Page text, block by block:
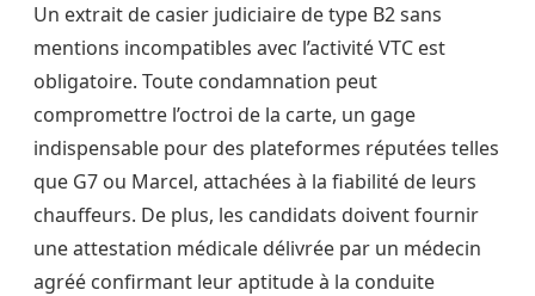
Un extrait de casier judiciaire de type B2 sans
mentions incompatibles avec l’activité VTC est
obligatoire. Toute condamnation peut
compromettre l’octroi de la carte, un gage
indispensable pour des plateformes réputées telles
que G7 ou Marcel, attachées à la fiabilité de leurs
chauffeurs. De plus, les candidats doivent fournir
une attestation médicale délivrée par un médecin
agréé confirmant leur aptitude à la conduite